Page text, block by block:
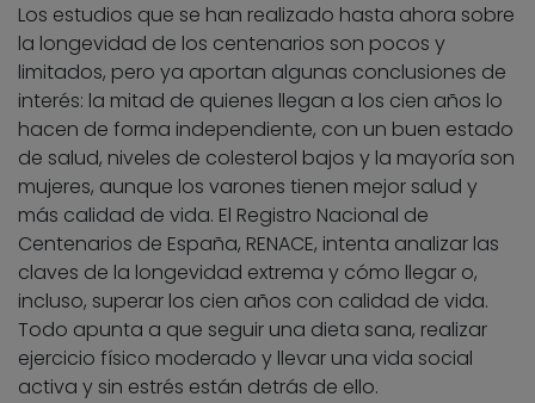
Los estudios que se han realizado hasta ahora sobre
la longevidad de los centenarios son pocos y
limitados, pero ya aportan algunas conclusiones de
interés: la mitad de quienes llegan a los cien años lo
hacen de forma independiente, con un buen estado
de salud, niveles de colesterol bajos y la mayoría son
mujeres, aunque los varones tienen mejor salud y
más calidad de vida. El Registro Nacional de
Centenarios de España, RENACE, intenta analizar las
claves de la longevidad extrema y cómo llegar o,
incluso, superar los cien años con calidad de vida.
Todo apunta a que seguir una dieta sana, realizar
ejercicio físico moderado y llevar una vida social
activa y sin estrés están detrás de ello.